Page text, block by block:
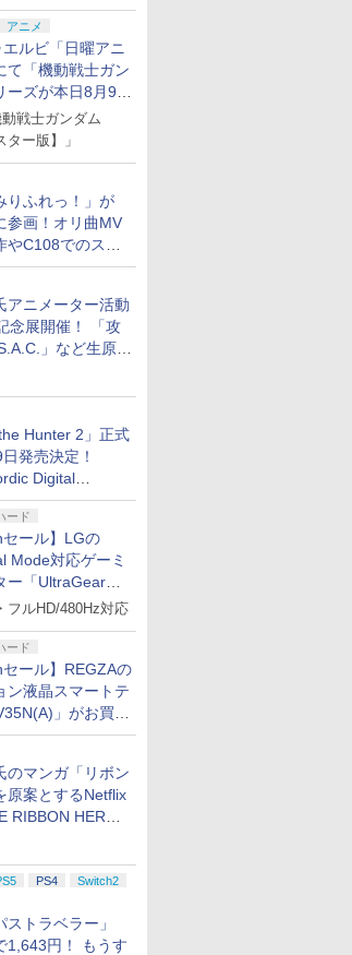
で順次無料配信開
アニメ
ルビ「日曜アニ
て「機動戦士ガン
ーズが本日8月9日
で放送
戦士ガンダム
ター版】」
りふれっ！」が
参画！オリ曲MV
やC108でのスペ
ボ広告を掲出
アニメーター活動
念展開催！ 「攻
」など生原
the Hunter 2」正式
発売決定！
Digital
2026」まとめ
ード
セール】LGの
Mode対応ゲーミ
ー「UltraGear
」がお買い得！
フルHD/480Hz対応
ード
セール】REGZAの
ン液晶スマートテ
」がお買い
のマンガ「リボン
原案とするNetflix
RIBBON HERO
PS4
Switch2
ストラベラー」
1,643円！ もうす